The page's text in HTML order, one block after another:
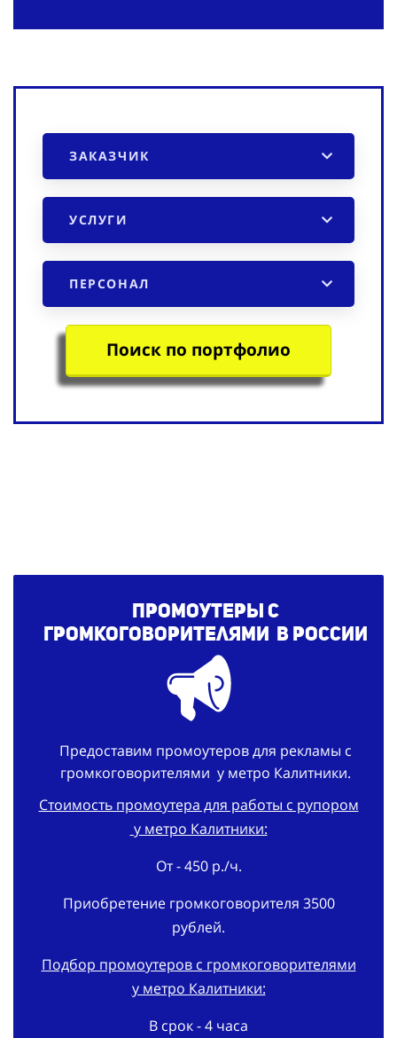
ЗАКАЗЧИК
УСЛУГИ
ПЕРСОНАЛ
Поиск по портфолио
Промоутеры с
громкоговорителями в России
Предоставим промоутеров для рекламы с
громкоговорителями у метро Калитники.
Стоимость промоутера для работы с рупором
у метро Калитники:
От - 450 р./ч.
Приобретение громкоговорителя 3500
рублей.
Подбор промоутеров с громкоговорителями
у метро Калитники:
В срок - 4 часа